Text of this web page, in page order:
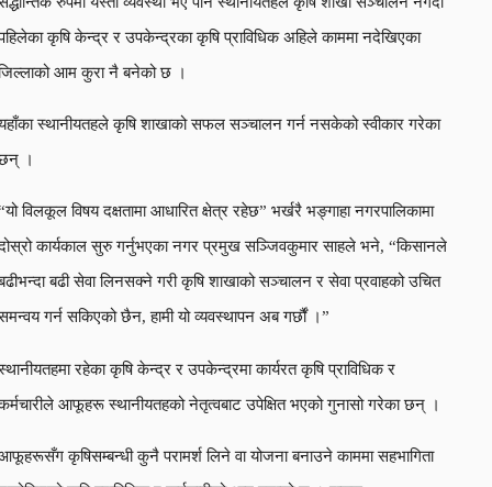
कृषि केन्द्र र उपकेन्द्रका कृषि प्राविधिक अहिले काममा नदेखिएका
आम कुरा नै बनेको छ ।
स्थानीयतहले कृषि शाखाको सफल सञ्चालन गर्न नसकेको स्वीकार गरेका
।
विलकूल विषय दक्षतामा आधारित क्षेत्र रहेछ” भर्खरै भङ्गाहा नगरपालिकामा
कार्यकाल सुरु गर्नुभएका नगर प्रमुख सञ्जिवकुमार साहले भने, “किसानले
बढी सेवा लिनसक्ने गरी कृषि शाखाको सञ्चालन र सेवा प्रवाहको उचित
गर्न सकिएको छैन, हामी यो व्यवस्थापन अब गर्छौं ।”
रहेका कृषि केन्द्र र उपकेन्द्रमा कार्यरत कृषि प्राविधिक र
आफूहरू स्थानीयतहको नेतृत्वबाट उपेक्षित भएको गुनासो गरेका छन् ।
कृषिसम्बन्धी कुनै परामर्श लिने वा योजना बनाउने काममा सहभागिता